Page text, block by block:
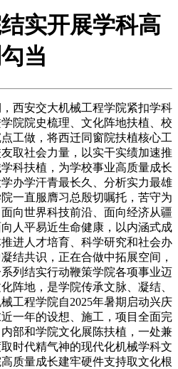
实开展学科高
当
安交大机械工程学院紧扣学科
院院史梳理、文化阵地扶植、校
工做，将西迁同窗院扶植核心工
取社会力量，以实干实绩加速推
科扶植，为学校事业高质量成长
办学汗青最长久、分析实力最雄
一直服膺习总殷切嘱托，苦守为
向世界科技前沿、面向经济从疆
人平易近生命健康，以内涵式成
进人才培育、科学研究和社会办
结共识，正在合做中拓展空间，
列结实行动鞭策学院各项事业迈
阵地，是学院传承文脉、凝结、
工程学院自2025年暑期启动兴庆
一年的设想、施工，项目全面完
部和学院文化展陈扶植，一处兼
时代精气神的现代化机械学科文
质量成长建牢硬件支持取文化根